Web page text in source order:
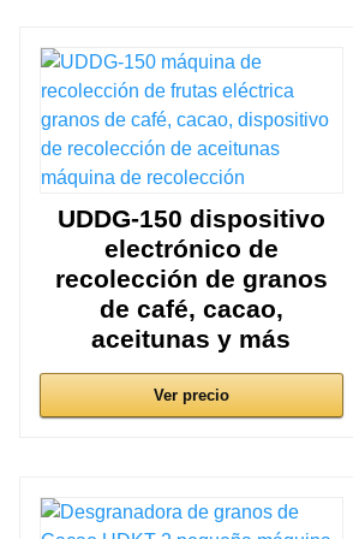
UDDG-150 dispositivo
electrónico de
recolección de granos
de café, cacao,
aceitunas y más
Ver precio